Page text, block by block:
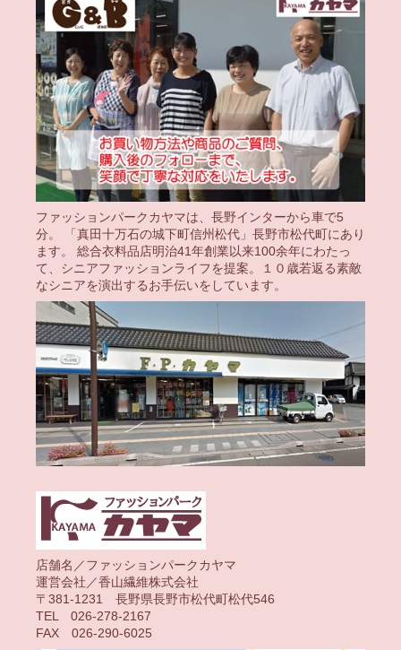
ファッションパークカヤマは、長野インターから車で5
分。 「真田十万石の城下町信州松代」長野市松代町にあり
ます。 総合衣料品店明治41年創業以来100余年にわたっ
て、シニアファッションライフを提案。１０歳若返る素敵
なシニアを演出するお手伝いをしています。
店舗名／ファッションパークカヤマ
運営会社／香山繊維株式会社
〒381-1231 長野県長野市松代町松代546
TEL 026-278-2167
FAX 026-290-6025